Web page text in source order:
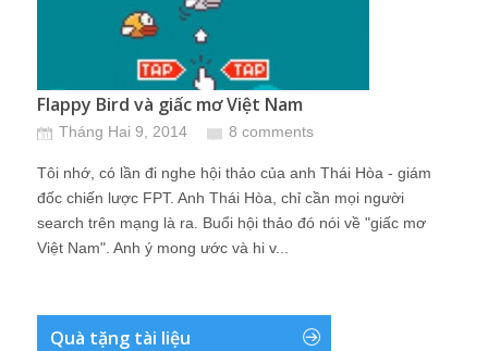
Flappy Bird và giấc mơ Việt Nam
Tháng Hai 9, 2014 8 comments
Tôi nhớ, có lần đi nghe hội thảo của anh Thái Hòa - giám
đốc chiến lược FPT. Anh Thái Hòa, chỉ cần mọi người
search trên mạng là ra. Buổi hội thảo đó nói về "giấc mơ
Việt Nam". Anh ý mong ước và hi v...
Quà tặng tài liệu